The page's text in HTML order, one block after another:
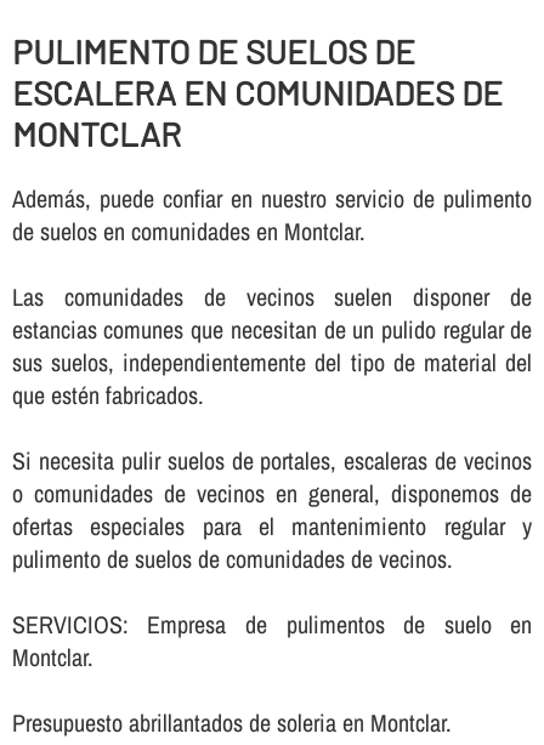
PULIMENTO DE SUELOS DE
ESCALERA EN COMUNIDADES DE
MONTCLAR
Además, puede confiar en nuestro servicio de pulimento
de suelos en comunidades en Montclar.
Las comunidades de vecinos suelen disponer de
estancias comunes que necesitan de un pulido regular de
sus suelos, independientemente del tipo de material del
que estén fabricados.
Si necesita pulir suelos de portales, escaleras de vecinos
o comunidades de vecinos en general, disponemos de
ofertas especiales para el mantenimiento regular y
pulimento de suelos de comunidades de vecinos.
SERVICIOS: Empresa de pulimentos de suelo en
Montclar.
Presupuesto abrillantados de soleria en Montclar.